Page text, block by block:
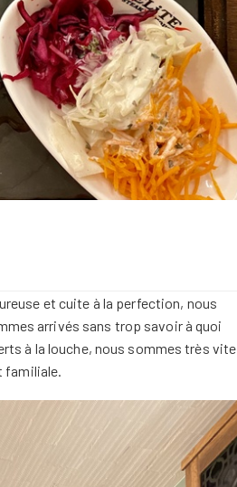
et cuite à la perfection, nous
arrivés sans trop savoir à quoi
à la louche, nous sommes très vite
familiale.